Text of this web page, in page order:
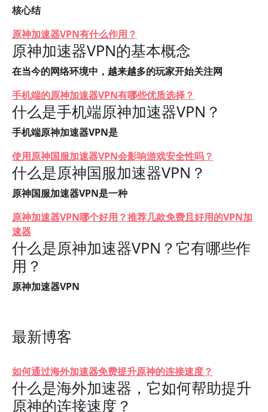
核心结
原神加速器VPN有什么作用？
原神加速器VPN的基本概念
在当今的网络环境中，越来越多的玩家开始关注网
手机端的原神加速器VPN有哪些优质选择？
什么是手机端原神加速器VPN？
手机端原神加速器VPN是
使用原神国服加速器VPN会影响游戏安全性吗？
什么是原神国服加速器VPN？
原神国服加速器VPN是一种
原神加速器VPN哪个好用？推荐几款免费且好用的VPN加
速器
什么是原神加速器VPN？它有哪些作
用？
原神加速器VPN
最新博客
如何通过海外加速器免费提升原神的连接速度？
什么是海外加速器，它如何帮助提升
原神的连接速度？